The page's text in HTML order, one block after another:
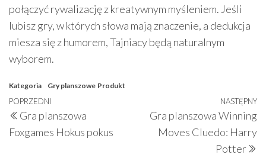
połączyć rywalizację z kreatywnym myśleniem. Jeśli
lubisz gry, w których słowa mają znaczenie, a dedukcja
miesza się z humorem, Tajniacy będą naturalnym
wyborem.
Kategoria Gry planszowe Produkt
Nawigacja
wpisu
Poprzedni
wpis
POPRZEDNI
Gra planszowa
Foxgames Hokus pokus
NASTĘPNY
Gra planszowa Winning
Moves Cluedo: Harry
Potter